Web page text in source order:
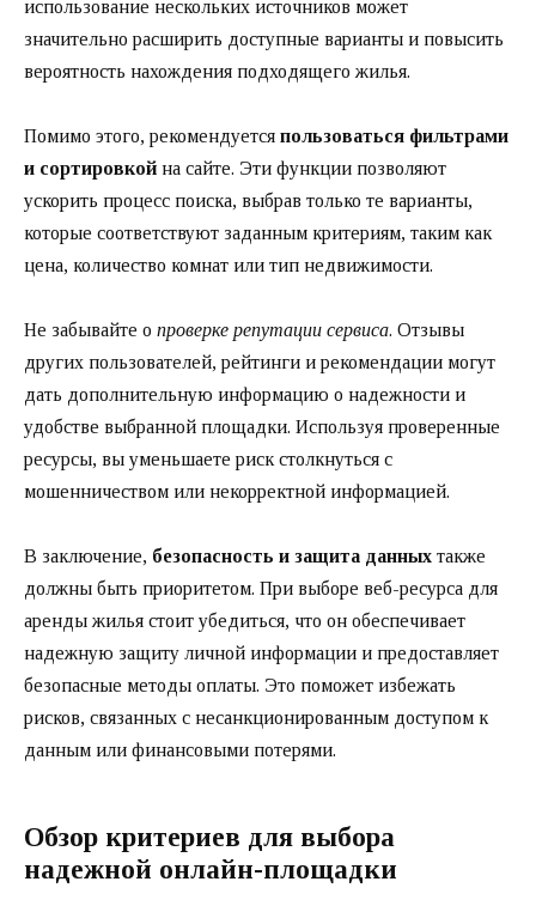
использование нескольких источников может
значительно расширить доступные варианты и повысить
вероятность нахождения подходящего жилья.
Помимо этого, рекомендуется пользоваться фильтрами
и сортировкой на сайте. Эти функции позволяют
ускорить процесс поиска, выбрав только те варианты,
которые соответствуют заданным критериям, таким как
цена, количество комнат или тип недвижимости.
Не забывайте о проверке репутации сервиса. Отзывы
других пользователей, рейтинги и рекомендации могут
дать дополнительную информацию о надежности и
удобстве выбранной площадки. Используя проверенные
ресурсы, вы уменьшаете риск столкнуться с
мошенничеством или некорректной информацией.
В заключение, безопасность и защита данных также
должны быть приоритетом. При выборе веб-ресурса для
аренды жилья стоит убедиться, что он обеспечивает
надежную защиту личной информации и предоставляет
безопасные методы оплаты. Это поможет избежать
рисков, связанных с несанкционированным доступом к
данным или финансовыми потерями.
Обзор критериев для выбора
надежной онлайн-площадки